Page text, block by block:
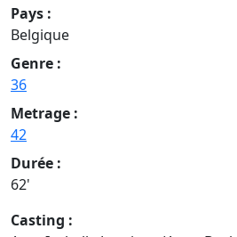
Pays :
Belgique
Genre :
36
Metrage :
42
Durée :
62'
Casting :